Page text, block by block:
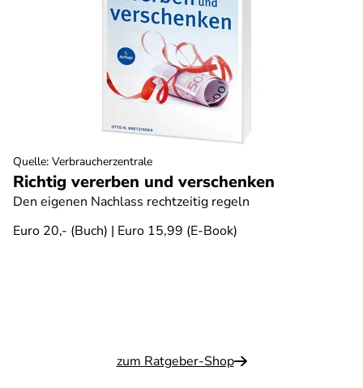
Richtig vererben und verschenken
Den eigenen Nachlass rechtzeitig regeln
Euro 20,- (Buch) | Euro 15,99 (E-Book)
zum Ratgeber-Shop
Quelle: Verbraucherzentrale